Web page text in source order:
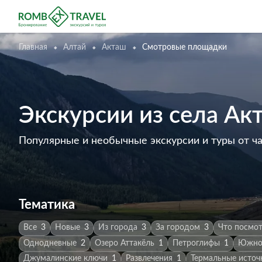
Главная Алтай Акташ Смотровые площадки
Экскурсии из села
Популярные и необычные экскурсии и туры от
Тематика
Все 3 Новые 3 Из города 3 За городом 3
Что
Однодневные 2 Озеро Аттакёль 1 Петроглифы 1
Джумалинские ключи
1 Развлечения 1 Термальные